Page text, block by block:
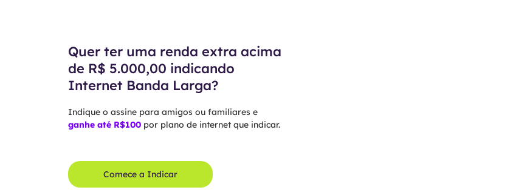
Quer ter uma renda extra acima
de R$ 5.000,00 indicando
Internet Banda Larga?
Indique o assine para amigos ou familiares e
ganhe até R$100por plano de internet que indicar.
Comece a Indicar